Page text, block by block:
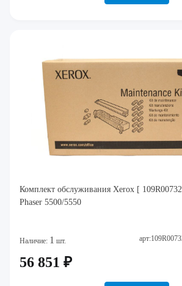
Комплект обслуживания Xerox [
Phaser 5500/5550
Наличие: 1 шт.
56 851 ₽